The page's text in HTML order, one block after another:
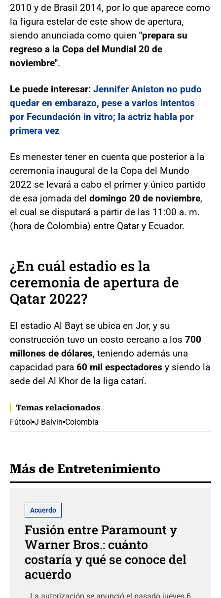
2010 y de Brasil 2014, por lo que aparece como
la figura estelar de este show de apertura,
siendo anunciada como quien "prepara su
regreso a la Copa del Mundial 20 de
noviembre".
Le puede interesar: Jennifer Aniston no pudo
quedar en embarazo, pese a varios intentos
por Fecundación in vitro; la actriz habla por
primera vez
Es menester tener en cuenta que posterior a la
ceremonia inaugural de la Copa del Mundo
2022 se levará a cabo el primer y único partido
de esa jornada del domingo 20 de noviembre,
el cual se disputará a partir de las 11:00 a. m.
(hora de Colombia) entre Qatar y Ecuador.
¿En cuál estadio es la
ceremonia de apertura de
Qatar 2022?
El estadio Al Bayt se ubica en Jor, y su
construcción tuvo un costo cercano a los 700
millones de dólares, teniendo además una
capacidad para 60 mil espectadores y siendo la
sede del Al Khor de la liga catarí.
Temas relacionados
Fútbol J Balvin Colombia
Más de Entretenimiento
Acuerdo
Fusión entre Paramount y
Warner Bros.: cuánto
costaría y qué se conoce del
acuerdo